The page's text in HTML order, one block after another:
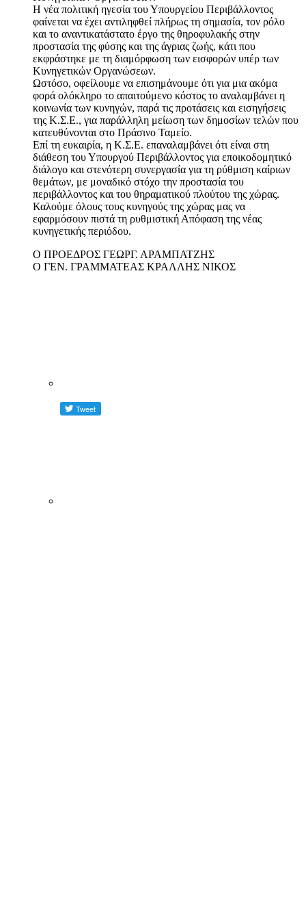
Η νέα πολιτική ηγεσία του Υπουργείου Περιβάλλοντος
φαίνεται να έχει αντιληφθεί πλήρως τη σημασία, τον ρόλο
και το αναντικατάστατο έργο της θηροφυλακής στην
προστασία της φύσης και της άγριας ζωής, κάτι που
εκφράστηκε με τη διαμόρφωση των εισφορών υπέρ των
Κυνηγετικών Οργανώσεων.
Ωστόσο, οφείλουμε να επισημάνουμε ότι για μια ακόμα
φορά ολόκληρο το απαιτούμενο κόστος το αναλαμβάνει η
κοινωνία των κυνηγών, παρά τις προτάσεις και εισηγήσεις
της Κ.Σ.Ε., για παράλληλη μείωση των δημοσίων τελών που
κατευθύνονται στο Πράσινο Ταμείο.
Επί τη ευκαιρία, η Κ.Σ.Ε. επαναλαμβάνει ότι είναι στη
διάθεση του Υπουργού Περιβάλλοντος για εποικοδομητικό
διάλογο και στενότερη συνεργασία για τη ρύθμιση καίριων
θεμάτων, με μοναδικό στόχο την προστασία του
περιβάλλοντος και του θηραματικού πλούτου της χώρας.
Καλούμε όλους τους κυνηγούς της χώρας μας να
εφαρμόσουν πιστά τη ρυθμιστική Απόφαση της νέας
κυνηγετικής περιόδου.
Ο ΠΡΟΕΔΡΟΣ ΓΕΩΡΓ. ΑΡΑΜΠΑΤΖΗΣ
Ο ΓΕΝ. ΓΡΑΜΜΑΤΕΑΣ ΚΡΑΛΛΗΣ ΝΙΚΟΣ